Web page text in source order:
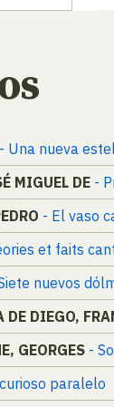
- Una nueva
MIGUEL DE -
- El vaso
et faits
nuevos
DE DIEGO,
GEORGES -
paralelo